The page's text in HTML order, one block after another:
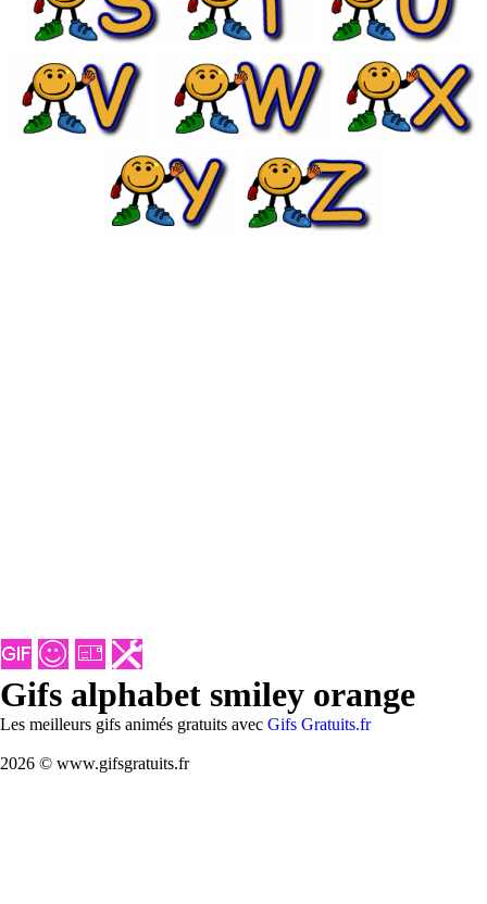
Gifs alphabet smiley orange
Les meilleurs gifs animés gratuits avec Gifs Gratuits.fr
2026 © www.gifsgratuits.fr